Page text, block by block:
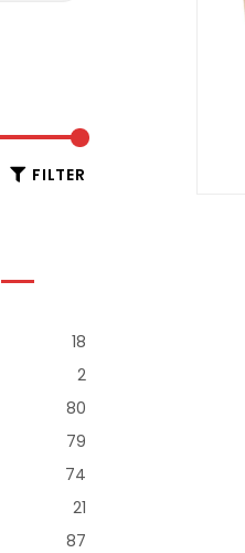
FILTER
18
2
80
79
74
21
87